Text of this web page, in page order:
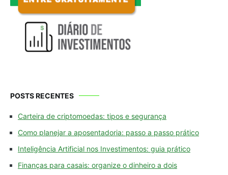
POSTS RECENTES
Carteira de criptomoedas: tipos e segurança
Como planejar a aposentadoria: passo a passo prático
Inteligência Artificial nos Investimentos: guia prático
Finanças para casais: organize o dinheiro a dois